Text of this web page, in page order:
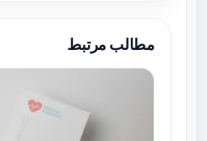
مطالب مرتبط